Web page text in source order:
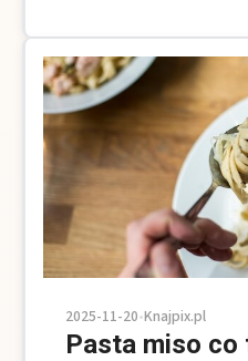
2025-11-20•Knajpix.pl
Pasta miso co